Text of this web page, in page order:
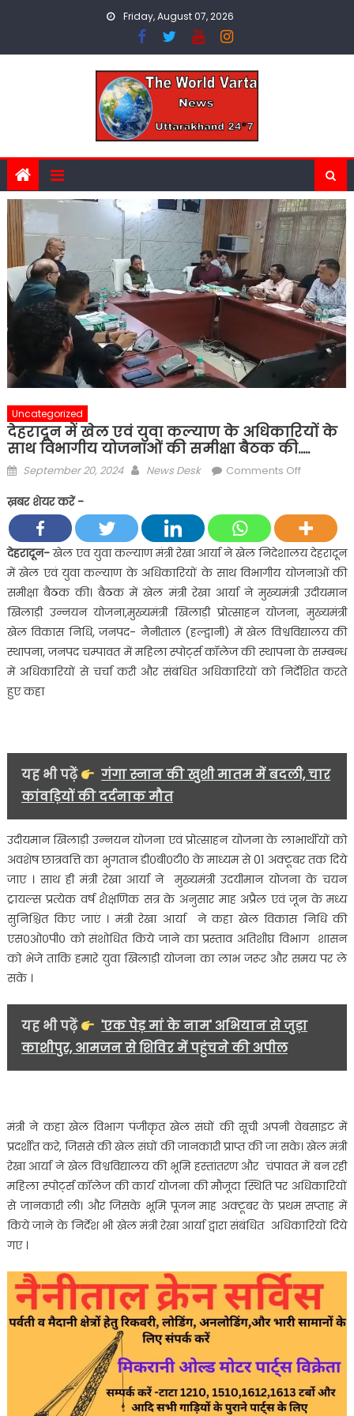
Friday, August 07, 2026
Uncategorized
देहरादून में खेल एवं युवा कल्याण के अधिकारियों के
साथ विभागीय योजनाओं की समीक्षा बैठक की…..
Posted
September 20, 2024 Author
News Desk Comments Offon
खेल
एवं
युवा
कल्याण
के
अधिकारियों
के
साथ
विभागीय
ख़बर शेयर करें -
देहरादून-खेल एव युवा कल्याण मंत्री रेखा आर्या ने खेल निदेशालय देहरादून
में खेल एवं युवा कल्याण के अधिकारियों के साथ विभागीय योजनाओं की
समीक्षा बैठक की। बैठक में खेल मंत्री रेखा आर्या ने मुख्यमंत्री उदीयमान
खिलाड़ी उन्नयन योजना,मुख्यमंत्री खिलाड़ी प्रोत्साहन योजना, मुख्यमंत्री
खेल विकास निधि, जनपद- नैनीताल (हल्द्वानी) में खेल विश्वविद्यालय की
स्थापना, जनपद चम्पावत में महिला स्पोर्ट्स कॉलेज की स्थापना के सम्बन्ध
में अधिकारियों से चर्चा करी और संबंधित अधिकारियों को निर्देशित करते
हुए कहा
यह भी पढ़ें
गंगा स्नान की खुशी मातम में बदली, चार
कांवड़ियों की दर्दनाक मौत
उदीयमान खिलाड़ी उन्नयन योजना एवं प्रोत्साहन योजना के लाभार्थीयों को
अवशेष छात्रवत्ति का भुगतान डी०बी०टी० के माध्यम से 01 अक्टूबर तक दिये
जाए । साथ ही मंत्री रेखा आर्या ने मुख्यमंत्री उदयीमान योजना के चयन
ट्रायल्स प्रत्येक वर्ष शैक्षणिक सत्र के अनुसार माह अप्रैल एवं जून के मध्य
सुनिश्चित किए जाएं । मंत्री रेखा आर्या ने कहा खेल विकास निधि की
एस०ओ०पी० को संशोधित किये जाने का प्रस्ताव अतिशीघ्र विभाग शासन
को भेजे ताकि हमारे युवा खिलाड़ी योजना का लाभ जरूर और समय पर ले
सकें ।
यह भी पढ़ें
'एक पेड़ मां के नाम' अभियान से जुड़ा
काशीपुर, आमजन से शिविर में पहुंचने की अपील
मंत्री ने कहा खेल विभाग पंजीकृत खेल संघों की सूची अपनी वेबसाइट में
प्रदर्शीत करे, जिससे की खेल संघों की जानकारी प्राप्त की जा सके। खेल मंत्री
रेखा आर्या ने खेल विश्वविद्यालय की भूमि हस्तांतरण और चंपावत में बन रही
महिला स्पोर्ट्स कॉलेज की कार्य योजना की मौजूदा स्थिति पर अधिकारियों
से जानकारी ली। और जिसके भूमि पूजन माह अक्टूबर के प्रथम सप्ताह में
किये जाने के निर्देश भी खेल मंत्री रेखा आर्या द्वारा संबंधित अधिकारियों दिये
गए ।